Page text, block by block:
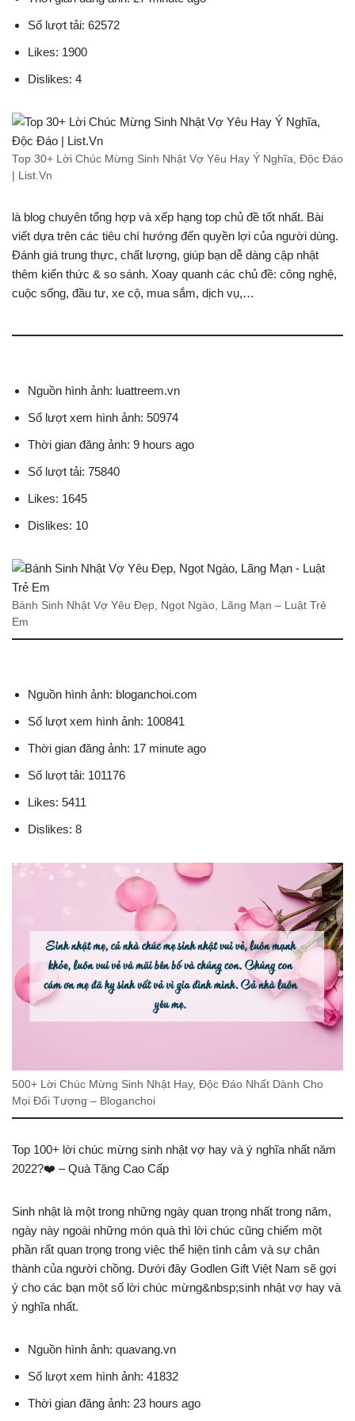
Số lượt tải: 62572
Likes: 1900
Dislikes: 4
Top 30+ Lời Chúc Mừng Sinh Nhật Vợ Yêu Hay Ý Nghĩa, Độc Đáo
| List.Vn
là blog chuyên tổng hợp và xếp hạng top chủ đề tốt nhất. Bài
viết dựa trên các tiêu chí hướng đến quyền lợi của người dùng.
Đánh giá trung thực, chất lượng, giúp bạn dễ dàng cập nhật
thêm kiến thức & so sánh. Xoay quanh các chủ đề: công nghệ,
cuộc sống, đầu tư, xe cộ, mua sắm, dịch vụ,…
Nguồn hình ảnh: luattreem.vn
Số lượt xem hình ảnh: 50974
Thời gian đăng ảnh: 9 hours ago
Số lượt tải: 75840
Likes: 1645
Dislikes: 10
Bánh Sinh Nhật Vợ Yêu Đẹp, Ngọt Ngào, Lãng Mạn – Luật Trẻ
Em
Nguồn hình ảnh: bloganchoi.com
Số lượt xem hình ảnh: 100841
Thời gian đăng ảnh: 17 minute ago
Số lượt tải: 101176
Likes: 5411
Dislikes: 8
500+ Lời Chúc Mừng Sinh Nhật Hay, Độc Đáo Nhất Dành Cho
Mọi Đối Tượng – Bloganchoi
Top 100+ lời chúc mừng sinh nhật vợ hay và ý nghĩa nhất năm
2022?️❤️ – Quà Tặng Cao Cấp
Sinh nhật là một trong những ngày quan trọng nhất trong năm,
ngày này ngoài những món quà thì lời chúc cũng chiếm một
phần rất quan trọng trong việc thể hiện tình cảm và sự chân
thành của người chồng. Dưới đây Godlen Gift Việt Nam sẽ gợi
ý cho các bạn một số lời chúc mừng&nbsp;sinh nhật vợ hay và
ý nghĩa nhất.
Nguồn hình ảnh: quavang.vn
Số lượt xem hình ảnh: 41832
Thời gian đăng ảnh: 23 hours ago